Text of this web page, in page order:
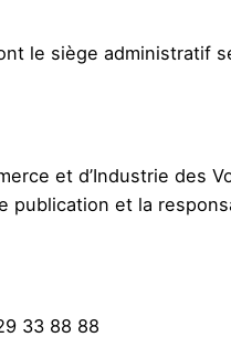
le siège administratif
et d’Industrie des
publication et la
33 88 88